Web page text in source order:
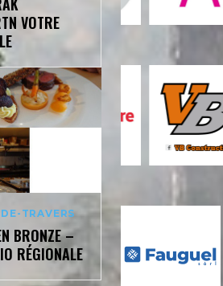
VOTRE
TRAVERS
BRONZE –
RÉGIONALE